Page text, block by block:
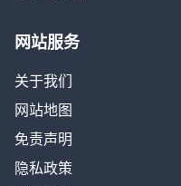
网站服务
关于我们
网站地图
免责声明
隐私政策